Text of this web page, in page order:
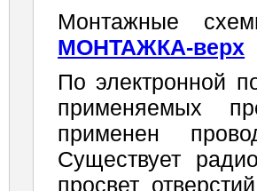
Монтажные
МОНТАЖКА-верх
По электронной
применяемых
применен
Существует
просвет